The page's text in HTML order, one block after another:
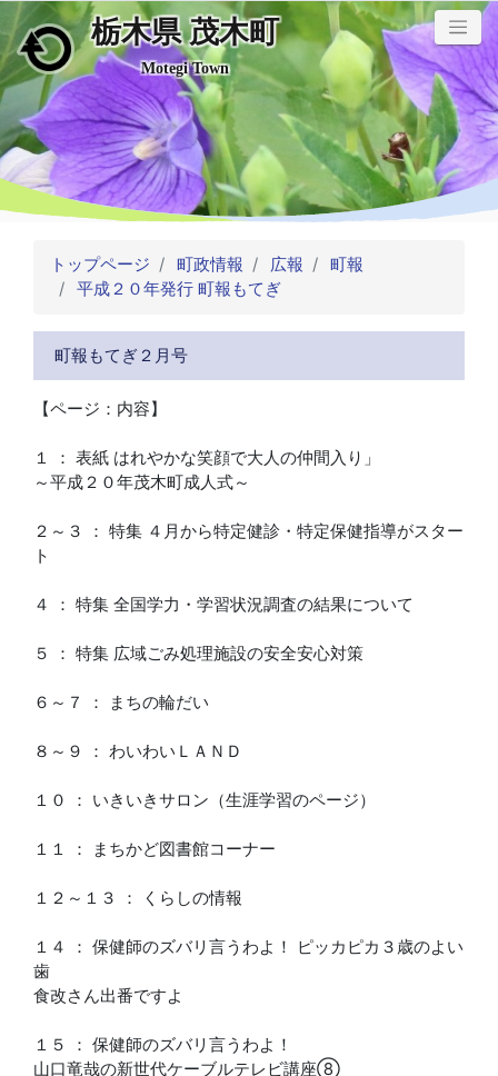
メインコンテンツにスキップ
栃木県 茂木町
Motegi Town
トップページ 町政情報 広報
町報
平成２０年発行 町報もてぎ
町報もてぎ２月号
【ページ：内容】
１ ： 表紙 はれやかな笑顔で大人の仲間入り」
～平成２０年茂木町成人式～
２～３ ： 特集 ４月から特定健診・特定保健指導がスター
ト
４ ： 特集 全国学力・学習状況調査の結果について
５ ： 特集 広域ごみ処理施設の安全安心対策
６～７ ： まちの輪だい
８～９ ： わいわいＬＡＮＤ
１０ ： いきいきサロン（生涯学習のページ）
１１ ： まちかど図書館コーナー
１２～１３ ： くらしの情報
１４ ： 保健師のズバリ言うわよ！ ピッカピカ３歳のよい
歯
食改さん出番ですよ
１５ ： 保健師のズバリ言うわよ！
山口竜哉の新世代ケーブルテレビ講座⑧